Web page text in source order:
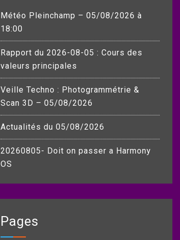
Météo Pleinchamp – 05/08/2026 à
18:00
Rapport du 2026-08-05 : Cours des
valeurs principales
Veille Techno : Photogrammétrie &
Scan 3D – 05/08/2026
Actualités du 05/08/2026
20260805- Doit on passer a Harmony
OS
Pages